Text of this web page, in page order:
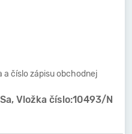
a číslo zápisu obchodnej
Vložka číslo:10493/N